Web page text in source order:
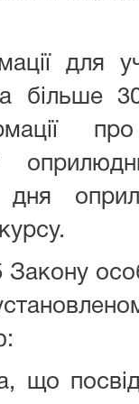
для
більше
Закону
що